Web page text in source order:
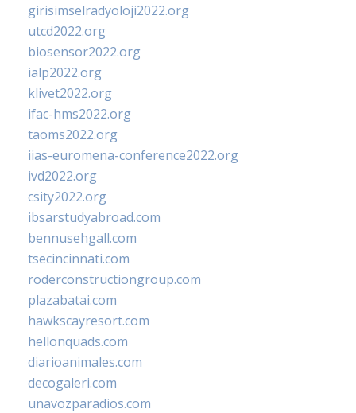
girisimselradyoloji2022.org
utcd2022.org
biosensor2022.org
ialp2022.org
klivet2022.org
ifac-hms2022.org
taoms2022.org
iias-euromena-conference2022.org
ivd2022.org
csity2022.org
ibsarstudyabroad.com
bennusehgall.com
tsecincinnati.com
roderconstructiongroup.com
plazabatai.com
hawkscayresort.com
hellonquads.com
diarioanimales.com
decogaleri.com
unavozparadios.com